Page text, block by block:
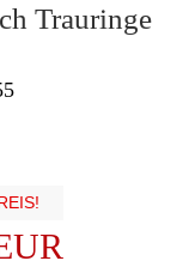
Trauringe